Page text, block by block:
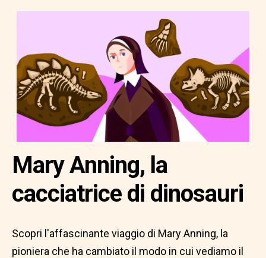
Mary Anning, la
cacciatrice di dinosauri
Scopri l'affascinante viaggio di Mary Anning, la
pioniera che ha cambiato il modo in cui vediamo il